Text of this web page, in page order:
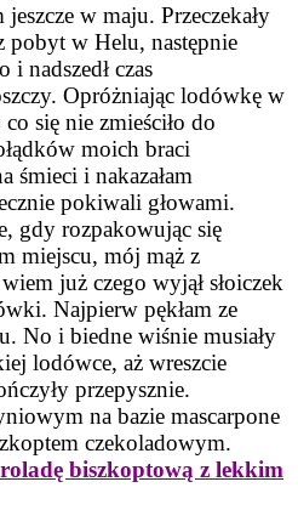
w maju. Przeczekały
pobyt w Helu, następnie
i nadszedł czas
Opróżniając lodówkę w
się nie zmieściło do
moich braci
śmieci i nakazałam
pokiwali głowami.
gdy rozpakowując się
miejscu, mój mąż z
już czego wyjął słoiczek
Najpierw pękłam ze
No i biedne wiśnie musiały
lodówce, aż wreszcie
przepysznie.
na bazie mascarpone
czekoladowym.
roladę biszkoptową z lekkim